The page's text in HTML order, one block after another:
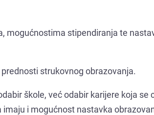
mogućnostima stipendiranja te
strukovnog obrazovanja.
škole, već odabir karijere koja se
i mogućnost nastavka